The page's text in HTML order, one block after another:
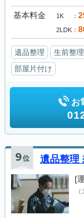
基本料金 1K
2LDK
遺品整理 生前整理
部屋片付け
お
9位 遺品整理
[